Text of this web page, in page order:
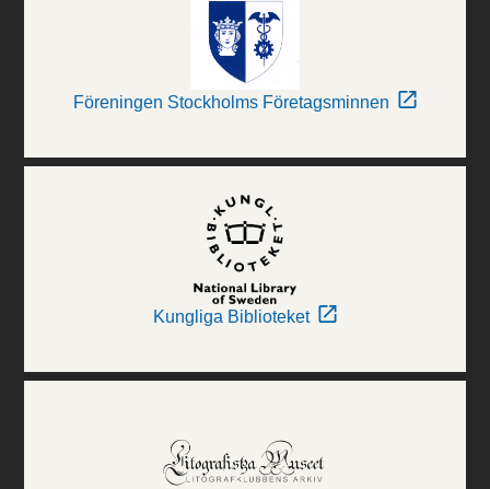
Föreningen Stockholms Företagsminnen
Kungliga Biblioteket